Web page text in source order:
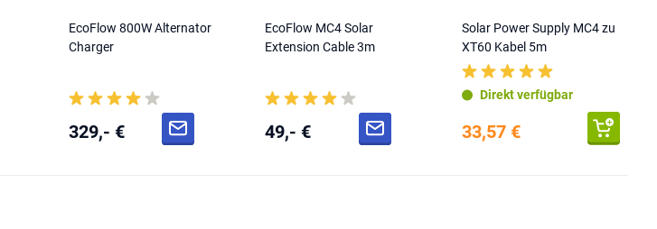
EcoFlow 800W Alternator
Charger
329,- €
EcoFlow MC4 Solar
Extension Cable 3m
49,- €
Solar Power Supply MC4 zu
XT60 Kabel 5m
Direkt verfügbar
33,57 €